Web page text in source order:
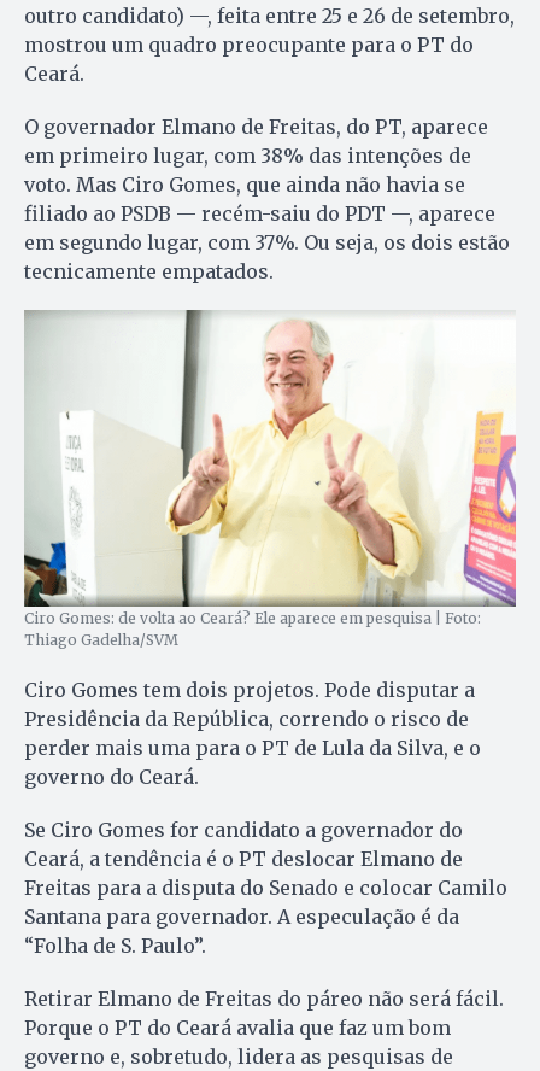
outro candidato) —, feita entre 25 e 26 de setembro,
mostrou um quadro preocupante para o PT do
Ceará.
O governador Elmano de Freitas, do PT, aparece
em primeiro lugar, com 38% das intenções de
voto. Mas Ciro Gomes, que ainda não havia se
filiado ao PSDB — recém-saiu do PDT —, aparece
em segundo lugar, com 37%. Ou seja, os dois estão
tecnicamente empatados.
Ciro Gomes: de volta ao Ceará? Ele aparece em pesquisa | Foto:
Thiago Gadelha/SVM
Ciro Gomes tem dois projetos. Pode disputar a
Presidência da República, correndo o risco de
perder mais uma para o PT de Lula da Silva, e o
governo do Ceará.
Se Ciro Gomes for candidato a governador do
Ceará, a tendência é o PT deslocar Elmano de
Freitas para a disputa do Senado e colocar Camilo
Santana para governador. A especulação é da
“Folha de S. Paulo”.
Retirar Elmano de Freitas do páreo não será fácil.
Porque o PT do Ceará avalia que faz um bom
governo e, sobretudo, lidera as pesquisas de